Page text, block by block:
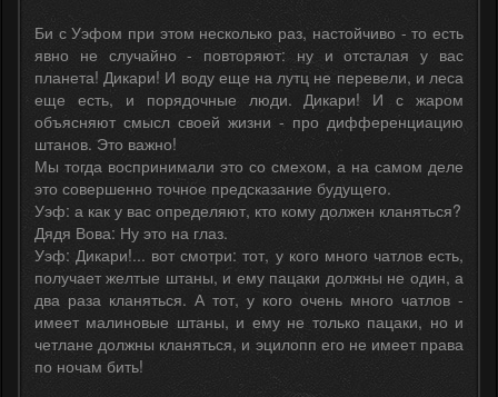
Би с Уэфом при этом несколько раз, настойчиво - то есть
явно не случайно - повторяют: ну и отсталая у вас
планета! Дикари! И воду еще на лутц не перевели, и леса
еще есть, и порядочные люди. Дикари! И с жаром
объясняют смысл своей жизни - про дифференциацию
штанов. Это важно!
Мы тогда воспринимали это со смехом, а на самом деле
это совершенно точное предсказание будущего.
Уэф: а как у вас определяют, кто кому должен кланяться?
Дядя Вова: Ну это на глаз.
Уэф: Дикари!... вот смотри: тот, у кого много чатлов есть,
получает желтые штаны, и ему пацаки должны не один, а
два раза кланяться. А тот, у кого очень много чатлов -
имеет малиновые штаны, и ему не только пацаки, но и
четлане должны кланяться, и эцилопп его не имеет права
по ночам бить!